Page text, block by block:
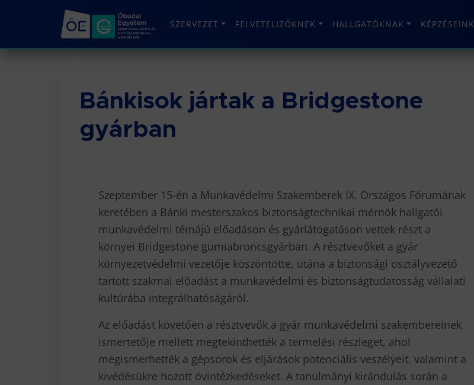
SZERVEZET FELVÉTELIZŐKNEK HALLGATÓKNAK KÉPZÉSEINK
Bánkisok jártak a Bridgestone
gyárban
Szeptember 15-én a Munkavédelmi Szakemberek IX. Országos Fórumának
keretében a Bánki mesterszakos biztonságtechnikai mérnök hallgatói
munkavédelmi témájú előadáson és gyárlátogatáson vettek részt a
környei Bridgestone gumiabroncsgyárban. A résztvevőket a gyár
környezetvédelmi vezetője köszöntötte, utána a biztonsági osztályvezető
tartott szakmai előadást a munkavédelmi és biztonságtudatosság vállalati
kultúrába integrálhatóságáról.
Az előadást követően a résztvevők a gyár munkavédelmi szakembereinek
ismertetője mellett megtekinthették a termelési részleget, ahol
megismerhették a gépsorok és eljárások potenciális veszélyeit, valamint a
kivédésükre hozott óvintézkedéseket. A tanulmányi kirándulás során a